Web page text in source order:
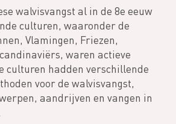
walvisvangst al in de 8e eeuw
culturen, waaronder de
Vlamingen, Friezen,
waren actieve
culturen hadden verschillende
voor de walvisvangst,
aandrijven en vangen in